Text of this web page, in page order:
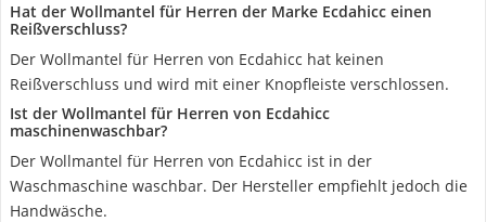
Hat der Wollmantel für Herren der Marke Ecdahicc einen
Reißverschluss?
Der Wollmantel für Herren von Ecdahicc hat keinen
Reißverschluss und wird mit einer Knopfleiste verschlossen.
Ist der Wollmantel für Herren von Ecdahicc
maschinenwaschbar?
Der Wollmantel für Herren von Ecdahicc ist in der
Waschmaschine waschbar. Der Hersteller empfiehlt jedoch die
Handwäsche.